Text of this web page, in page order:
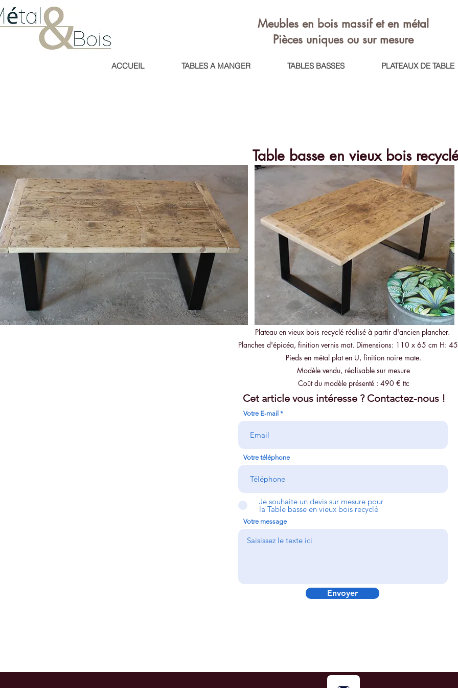
Meubles en bois massif et en métal
Pièces uniques ou sur mesure
ACCUEIL TABLES A MANGER TABLES BASSES PLATEAUX DE TABLE
Table basse en vieux bois
Plateau en vieux bois recyclé réalisé à partir d'ancien plancher.
Planches d'épicéa, finition vernis mat. Dimensions: 110 x 65 cm H:
Pieds en métal plat en U, finition noire mate.
Modèle vendu, réalisable sur mesure
Coût du modèle présenté : 490 € ttc
Cet article vous intéresse ? Contactez-nous !
Votre E-mail
Votre téléphone
Je souhaite un devis sur mesure pour
la Table basse en vieux bois recyclé
Votre message
Envoyer